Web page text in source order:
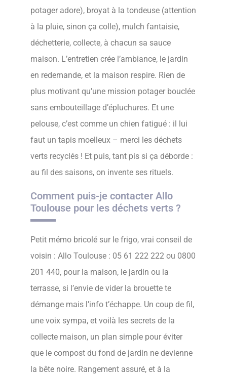
potager adore), broyat à la tondeuse (attention
à la pluie, sinon ça colle), mulch fantaisie,
déchetterie, collecte, à chacun sa sauce
maison. L’entretien crée l’ambiance, le jardin
en redemande, et la maison respire. Rien de
plus motivant qu’une mission potager bouclée
sans embouteillage d’épluchures. Et une
pelouse, c’est comme un chien fatigué : il lui
faut un tapis moelleux – merci les déchets
verts recyclés ! Et puis, tant pis si ça déborde :
au fil des saisons, on invente ses rituels.
Comment puis-je contacter Allo
Toulouse pour les déchets verts ?
Petit mémo bricolé sur le frigo, vrai conseil de
voisin : Allo Toulouse : 05 61 222 222 ou 0800
201 440, pour la maison, le jardin ou la
terrasse, si l’envie de vider la brouette te
démange mais l’info t’échappe. Un coup de fil,
une voix sympa, et voilà les secrets de la
collecte maison, un plan simple pour éviter
que le compost du fond de jardin ne devienne
la bête noire. Rangement assuré, et à la